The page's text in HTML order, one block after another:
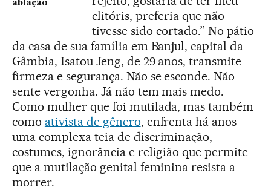
ablação
clitóris, preferia que não
tivesse sido cortado.” No pátio
da casa de sua família em Banjul, capital da
Gâmbia, Isatou Jeng, de 29 anos, transmite
firmeza e segurança. Não se esconde. Não
sente vergonha. Já não tem mais medo.
Como mulher que foi mutilada, mas também
como ativista de gênero, enfrenta há anos
uma complexa teia de discriminação,
costumes, ignorância e religião que permite
que a mutilação genital feminina resista a
morrer.